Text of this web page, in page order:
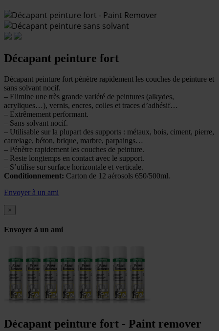
Décapant peinture fort
Décapant peinture fort pénètre rapidement les couches de peinture et
sans solvant nocif.
– Elimine une très grande variété de peintures (alkydes,
acryliques…), vernis, encres, colles et traces d’adhésif…
– Extrêmement performant.
– Sans solvant nocif.
– Utilisable sur la plupart des supports : métaux, bois, ciment, pierre,
carrelage, béton, brique, marbre, parpaings…
– Pénètre rapidement les couches de peinture.
– Reste longtemps en contact avec le support.
– S’utilise sur surface horizontale et verticale.
Conditionnement: Carton de 12 aérosols 650/500ml.
Envoyer à un ami
×
Envoyer à un ami
Décapant peinture fort - Paint remover